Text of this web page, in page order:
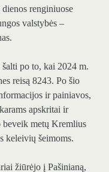
renginiuose
valstybės –
po to, kai 2024 m.
reisą 8243. Po šio
ir painiavos,
apskritai ir
beveik metų Kremlius
keleivių šeimoms.
žiūrėjo į Pašinianą,